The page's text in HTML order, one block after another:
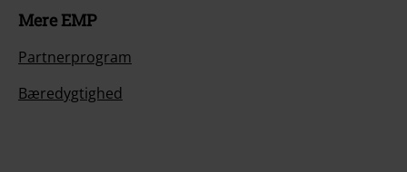
Mere EMP
Partnerprogram
Bæredygtighed